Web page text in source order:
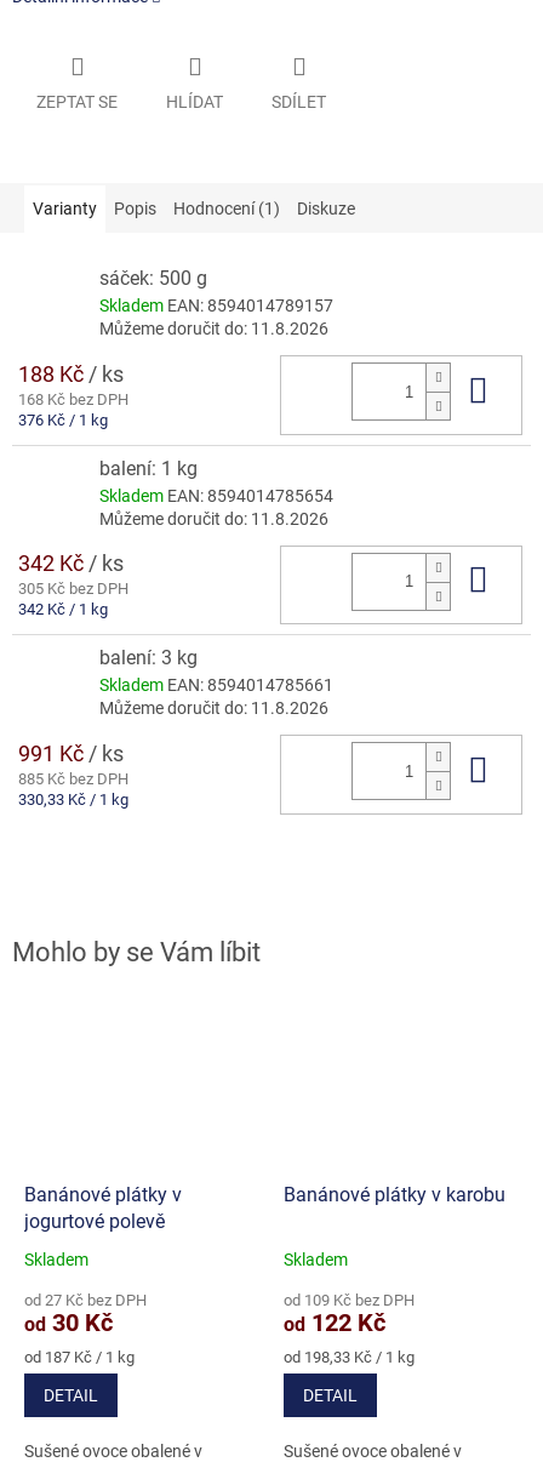
ZEPTAT SE HLÍDAT SDÍLET
Varianty Popis Hodnocení (1) Diskuze
sáček: 500 g
Skladem EAN:8594014789157
Můžeme doručit do: 11.8.2026
188 Kč / ks
168 Kč bez DPH
Měrná
376 Kč / 1 kg
balení: 1 kg
Skladem EAN:8594014785654
Můžeme doručit do: 11.8.2026
342 Kč/ ks
305 Kč bez DPH
Měrná
342 Kč / 1 kg
balení: 3 kg
Skladem EAN:8594014785661
Můžeme doručit do: 11.8.2026
991 Kč / ks
885 Kč bez DPH
Měrná
330,33 Kč / 1 kg
Banánové plátky v
jogurtové polevě
Průměrné
produktu
je
5,0
z
hvězdiček.
Skladem
od 27 Kč bez DPH
od 30 Kč
Měrná
cena:
od 187 Kč / 1 kg
DETAIL
Sušené ovoce obalené v
Banánové plátky v karobu
Průměrné
produktu
je
4,7
z
hvězdiček.
Skladem
od 109 Kč bez DPH
od 122 Kč
Měrná
cena:
od 198,33 Kč / 1 kg
DETAIL
Sušené ovoce obalené v